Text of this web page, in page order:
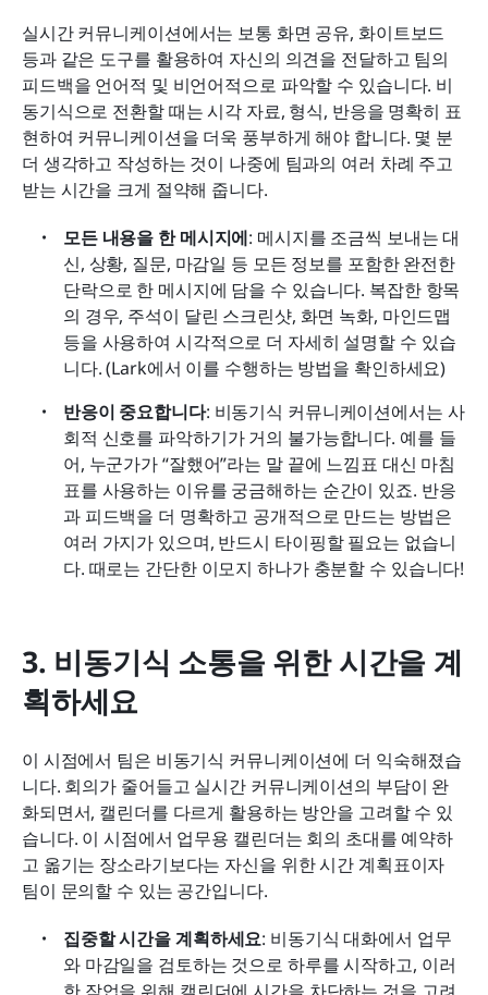
실시간 커뮤니케이션에서는 보통 화면 공유, 화이트보드
등과 같은 도구를 활용하여 자신의 의견을 전달하고 팀의
피드백을 언어적 및 비언어적으로 파악할 수 있습니다. 비
동기식으로 전환할 때는 시각 자료, 형식, 반응을 명확히 표
현하여 커뮤니케이션을 더욱 풍부하게 해야 합니다. 몇 분
더 생각하고 작성하는 것이 나중에 팀과의 여러 차례 주고
받는 시간을 크게 절약해 줍니다.
모든 내용을 한 메시지에: 메시지를 조금씩 보내는 대
신, 상황, 질문, 마감일 등 모든 정보를 포함한 완전한
단락으로 한 메시지에 담을 수 있습니다. 복잡한 항목
의 경우, 주석이 달린 스크린샷, 화면 녹화, 마인드맵
등을 사용하여 시각적으로 더 자세히 설명할 수 있습
니다. (Lark에서 이를 수행하는 방법을 확인하세요)
반응이 중요합니다: 비동기식 커뮤니케이션에서는 사
회적 신호를 파악하기가 거의 불가능합니다. 예를 들
어, 누군가가 “잘했어”라는 말 끝에 느낌표 대신 마침
표를 사용하는 이유를 궁금해하는 순간이 있죠. 반응
과 피드백을 더 명확하고 공개적으로 만드는 방법은
여러 가지가 있으며, 반드시 타이핑할 필요는 없습니
다. 때로는 간단한 이모지 하나가 충분할 수 있습니다!
3. 비동기식 소통을 위한 시간을 계
획하세요
이 시점에서 팀은 비동기식 커뮤니케이션에 더 익숙해졌습
니다. 회의가 줄어들고 실시간 커뮤니케이션의 부담이 완
화되면서, 캘린더를 다르게 활용하는 방안을 고려할 수 있
습니다. 이 시점에서 업무용 캘린더는 회의 초대를 예약하
고 옮기는 장소라기보다는 자신을 위한 시간 계획표이자
팀이 문의할 수 있는 공간입니다.
집중할 시간을 계획하세요: 비동기식 대화에서 업무
와 마감일을 검토하는 것으로 하루를 시작하고, 이러